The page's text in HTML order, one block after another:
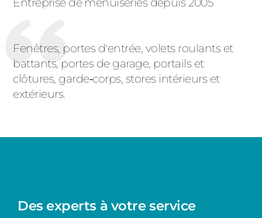
Fenêtres, portes d'entrée, volets roulants et
battants, portes de garage, portails et
clôtures, garde‑corps, stores intérieurs et
extérieurs.
Des experts à votre service